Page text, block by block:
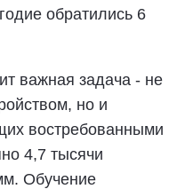
обратились 6
важная задача - не
но и
востребованными
4,7 тысячи
Обучение